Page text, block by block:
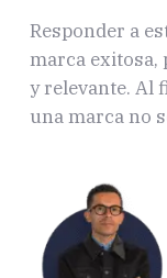
Responder a
marca exitosa,
y relevante. Al
una marca no